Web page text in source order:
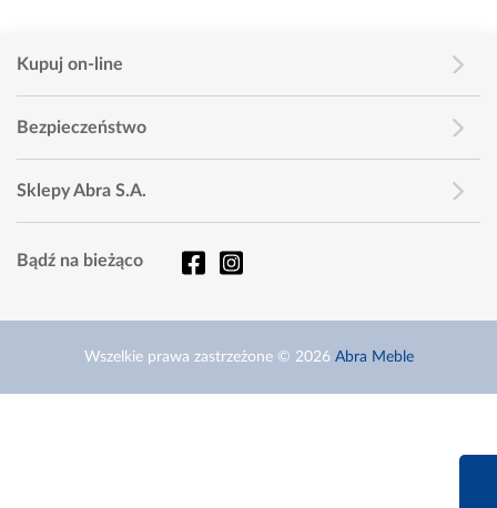
Kupuj on-line
Bezpieczeństwo
Sklepy Abra S.A.
Bądź na bieżąco
Wszelkie prawa zastrzeżone © 2026 Abra Meble